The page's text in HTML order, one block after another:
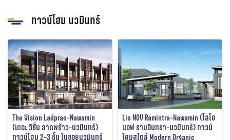
ทาวน์โฮม นวมินทร์
The Vision Ladprao-Nawamin
(เดอะ วิชั่น ลาดพร้าว-นวมินทร์)
ทาวน์โฮม 2-3 ชั้น ในซอยนวมินทร์
Lio NOV Ramintra-Nawamin (ไลโอ
นอฟ รามอินทรา-นวมินทร์) ทาวน์
โฮมสไตล์ Modern Organic